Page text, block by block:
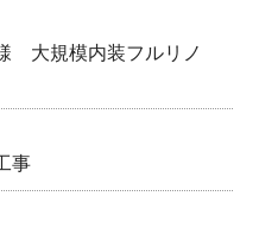
大規模内装フルリノ
事